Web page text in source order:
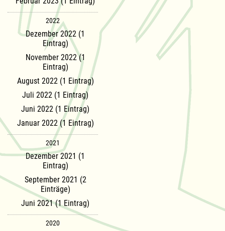
2022
Dezember 2022 (1
Eintrag)
November 2022 (1
Eintrag)
August 2022 (1 Eintrag)
Juli 2022 (1 Eintrag)
Juni 2022 (1 Eintrag)
Januar 2022 (1 Eintrag)
2021
Dezember 2021 (1
Eintrag)
September 2021 (2
Einträge)
Juni 2021 (1 Eintrag)
2020